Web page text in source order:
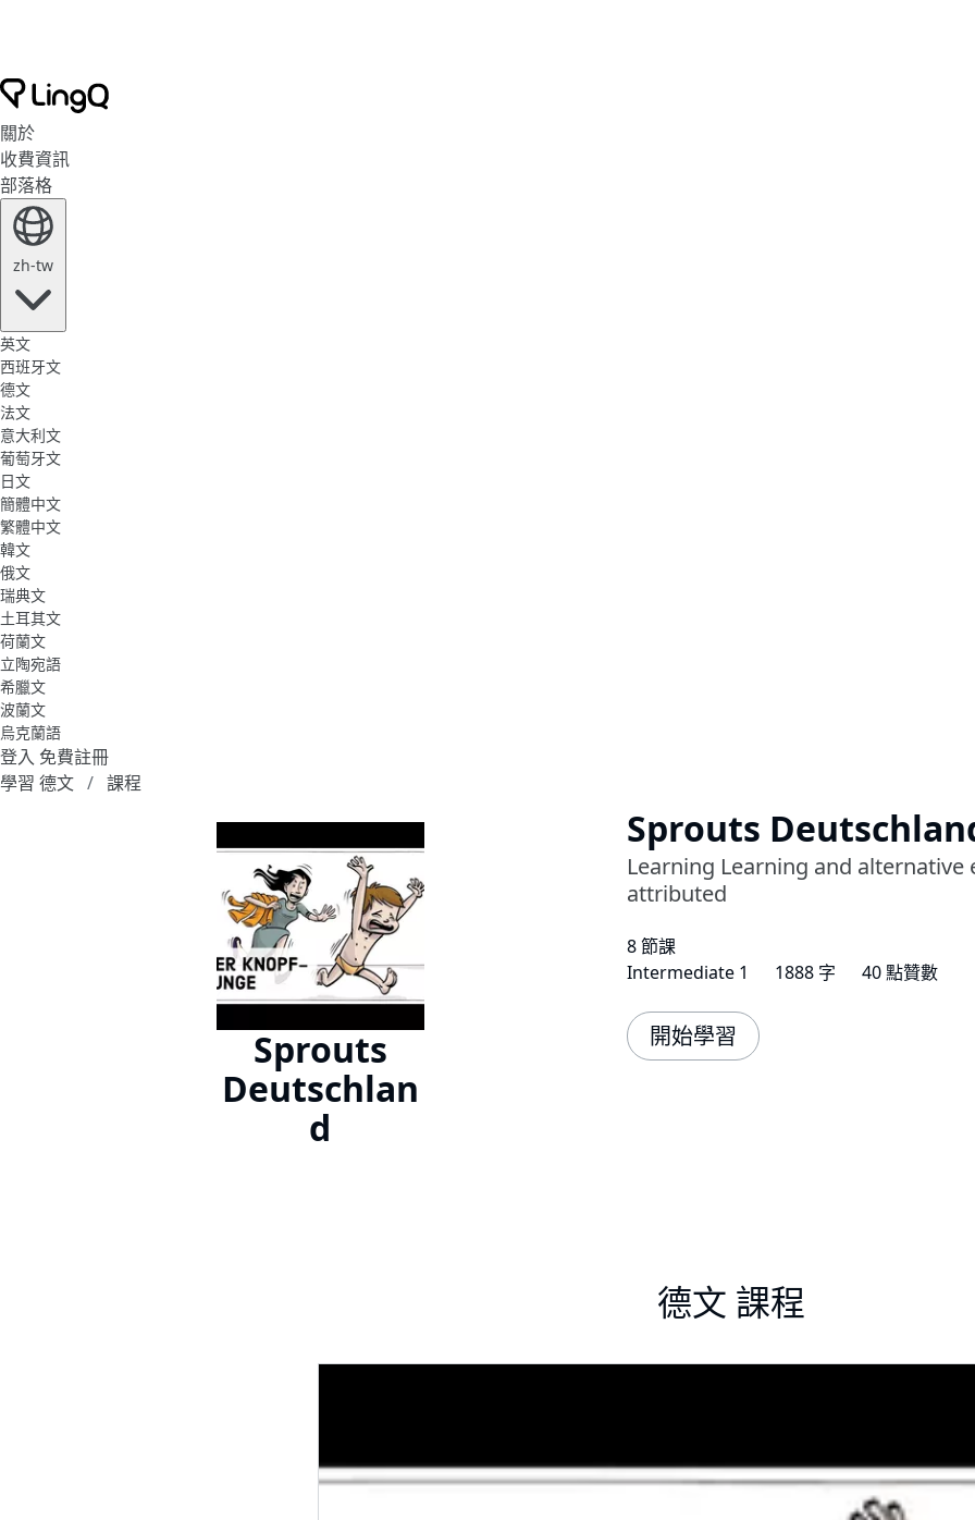
關於
收費資訊
部落格
zh-tw
英文
西班牙文
德文
法文
意大利文
葡萄牙文
日文
簡體中文
繁體中文
韓文
俄文
瑞典文
土耳其文
荷蘭文
立陶宛語
希臘文
波蘭文
烏克蘭語
登入 免費註冊
學習 德文
課程
Sprouts
Deutschlan
d
Sprouts
Learning Learning and
attributed
8 節課
Intermediate 1
1888 字 40 點贊數
開始學習
德文 課程